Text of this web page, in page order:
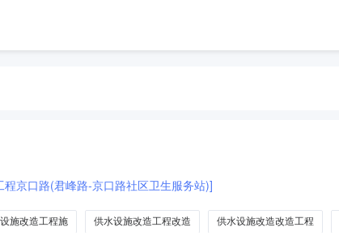
京口路(君峰路-京口路社区卫生服务站)]
施改造工程施 供水设施改造工程改造 供水设施改造改造工程